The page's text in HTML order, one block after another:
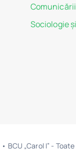
Comunicării
Sociologie
BCU „Carol I” -